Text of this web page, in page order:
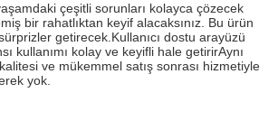
çeşitli sorunları kolayca çözecek
bir rahatlıktan keyif alacaksınız. Bu ürün
getirecek.Kullanıcı dostu arayüzü
kullanımı kolay ve keyifli hale getirirAynı
ve mükemmel satış sonrası hizmetiyle
yok.